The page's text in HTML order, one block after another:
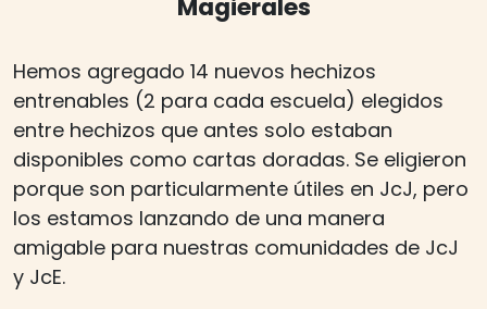
Magierales
Hemos agregado 14 nuevos hechizos
entrenables (2 para cada escuela) elegidos
entre hechizos que antes solo estaban
disponibles como cartas doradas. Se eligieron
porque son particularmente útiles en JcJ, pero
los estamos lanzando de una manera
amigable para nuestras comunidades de JcJ
y JcE.